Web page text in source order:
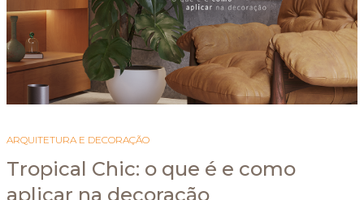
ARQUITETURA E DECORAÇÃO
Tropical Chic: o que é e como
aplicar na decoração